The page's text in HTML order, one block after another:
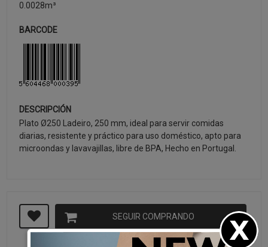
0.0028m³
BARCODE
DESCRIPCIÓN
Plato Ø250 Ladeiro, 250 mm, ideal para servir comidas
diarias, resistente y práctico para uso doméstico, apto para
microondas y lavavajillas, libre de BPA, Hecho en Portugal.
SEGUIR COMPRANDO